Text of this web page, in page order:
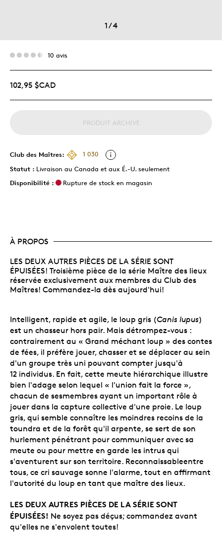
1/4
10 avis
102,95 $CAD
PRODUIT ARCHIVÉ
Club des Maîtres:
1 030
Statut : Livraison au Canada et aux É.-U. seulement
Disponibilité :
Rupture de stock en magasin
À PROPOS
LES DEUX AUTRES PIÈCES DE LA SÉRIE SONT
ÉPUISÉES! Troisième pièce de la série Maître des lieux
réservée exclusivement aux membres du Club des
Maîtres! Commandez-la dès aujourd'hui!
Intelligent, rapide et agile, le loup gris (Canis lupus)
est un chasseur hors pair. Mais détrompez-vous :
contrairement au « Grand méchant loup » des contes
de fées, il préfère jouer, chasser et se déplacer au sein
d'un groupe très uni pouvant compter jusqu'à
12 individus. En fait, cette meute hiérarchique illustre
bien l'adage selon lequel « l'union fait la force »,
chacun de sesmembres ayant un important rôle à
jouer dans la capture collective d'une proie. Le loup
gris, qui semble connaître les moindres recoins de la
toundra et de la forêt qu'il arpente, se sert de son
hurlement pénétrant pour communiquer avec sa
meute ou pour mettre en garde les intrus qui
s'aventurent sur son territoire. Reconnaissableentre
tous, ce cri sauvage sonne l'alarme, tout en affirmant
l'autorité du loup en tant que maître des lieux.
LES DEUX AUTRES PIÈCES DE LA SÉRIE SONT
ÉPUISÉES! Ne soyez pas déçus; commandez avant
qu'elles ne s'envolent toutes!